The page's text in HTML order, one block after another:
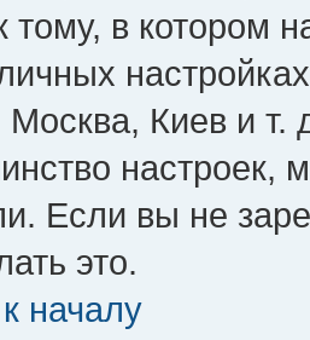
тому, в котором
Москва, Киев и т.
настроек,
Если вы не
это.
началу